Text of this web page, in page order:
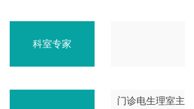
科室专家
门诊电生理室主